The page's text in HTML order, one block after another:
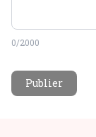
0/2000
Publier